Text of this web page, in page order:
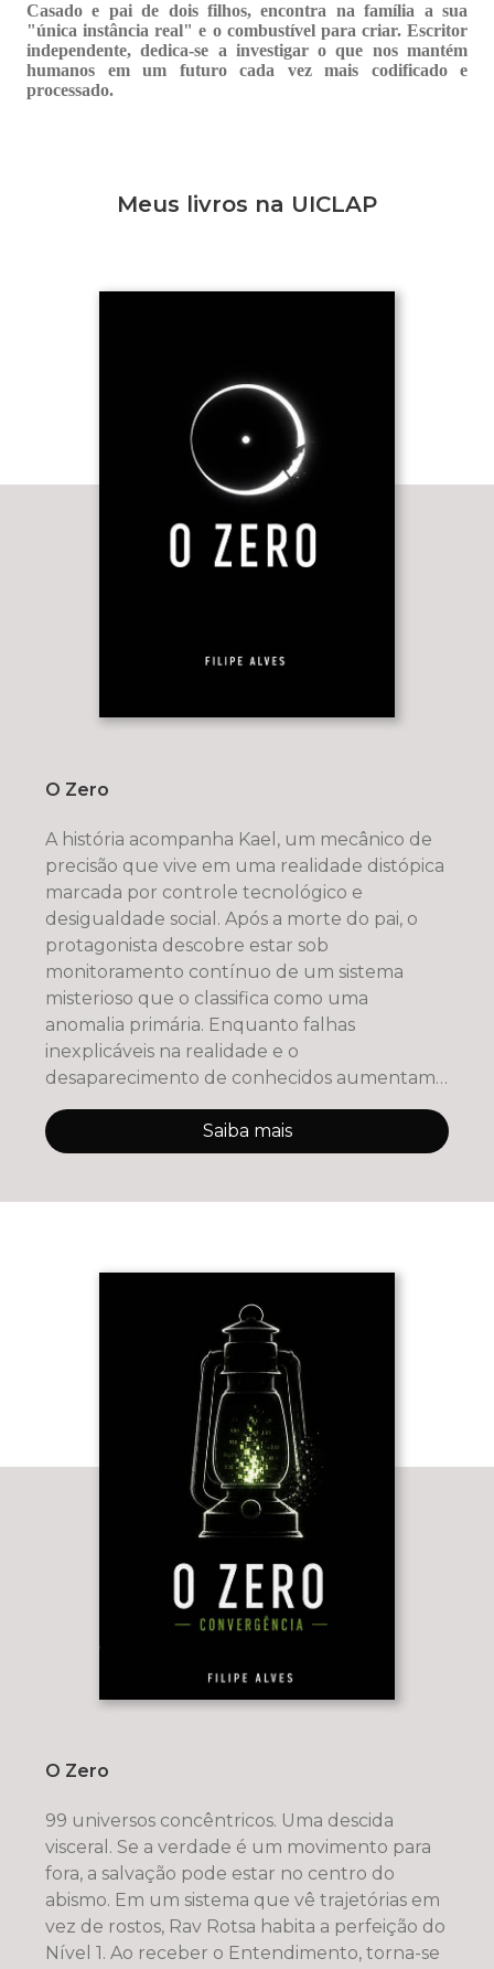
Casado e pai de dois filhos, encontra na família a sua
"única instância real" e o combustível para criar. Escritor
independente, dedica-se a investigar o que nos mantém
humanos em um futuro cada vez mais codificado e
processado.
Meus livros na UICLAP
O Zero
A história acompanha Kael, um mecânico de
precisão que vive em uma realidade distópica
marcada por controle tecnológico e
desigualdade social. Após a morte do pai, o
protagonista descobre estar sob
monitoramento contínuo de um sistema
misterioso que o classifica como uma
anomalia primária. Enquanto falhas
inexplicáveis na realidade e o
desaparecimento de conhecidos aumentam
Saiba mais
O Zero
99 universos concêntricos. Uma descida
visceral. Se a verdade é um movimento para
fora, a salvação pode estar no centro do
abismo. Em um sistema que vê trajetórias em
vez de rostos, Rav Rotsa habita a perfeição do
Nível 1. Ao receber o Entendimento, torna-se